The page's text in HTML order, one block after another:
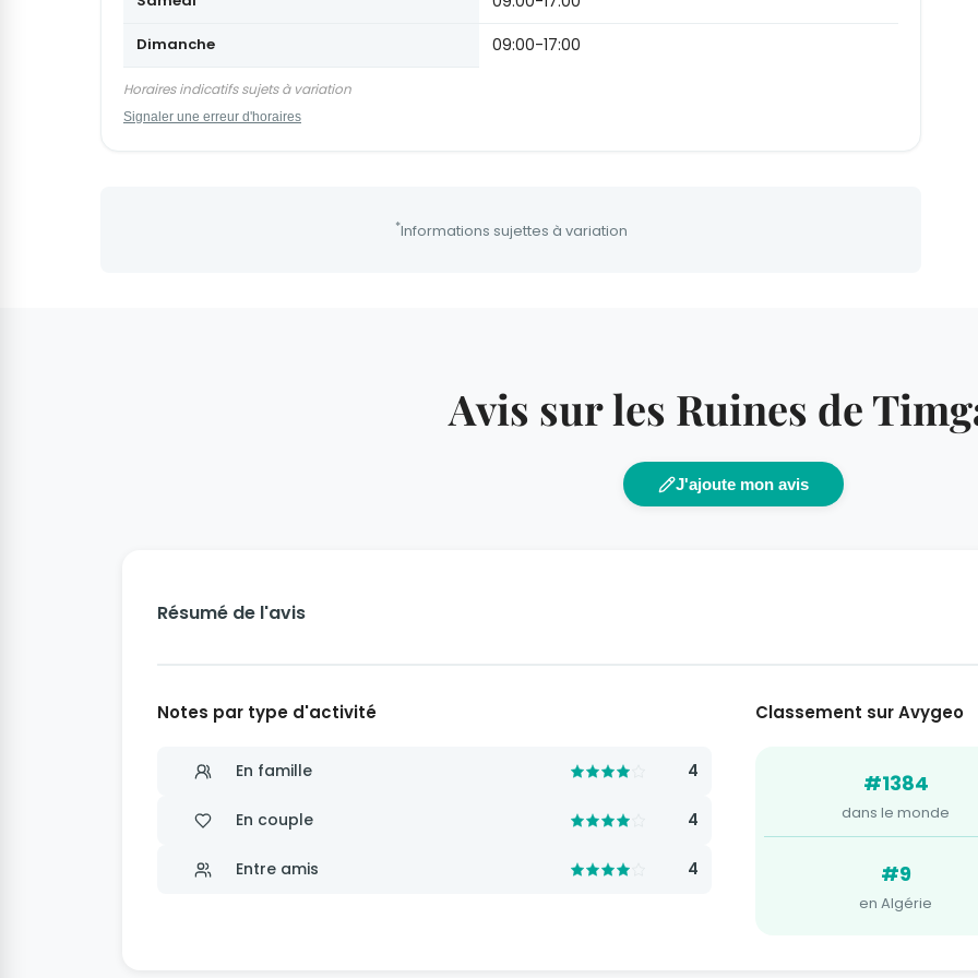
Dimanche 09:00-17:00
Horaires indicatifs sujets à variation
Signaler une erreur d'horaires
*Informations sujettes à variation
Avis sur les Ruines de
J'ajoute mon avis
Résumé de l'avis
Notes par type d'activité
En famille 4
En couple 4
Entre amis 4
Classement sur Avygeo
#1384
dans le monde
#9
en Algérie